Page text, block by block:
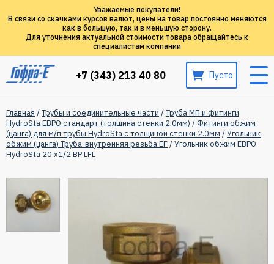
Уважаемые покупатели!
В связи со скачками курсов валют, цены на товар постоянно меняются
как в большую, так и в меньшую сторону.
Для уточнения актуальной стоимости товара обращайтесь к
специалистам компании
+7 (343) 213 40 80 Пусто
Главная /Трубы и соединительные части /Труба МП и фитинги
HydroSta ЕВРО стандарт (толщина стенки 2,0мм) / Фитинги обжим
(цанга) для м/п трубы HydroSta с толщиной стенки 2.0мм /Угольник
обжим (цанга) Труба-внутренняя резьба EF/ Угольник обжим ЕВРО
HydroSta 20 х1/2 ВР LFL